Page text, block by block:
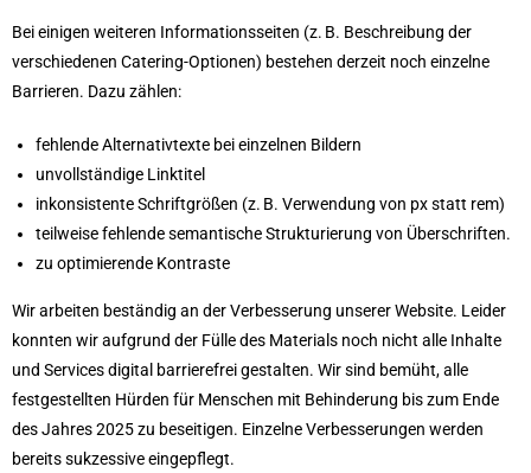
Bei einigen weiteren Informationsseiten (z. B. Beschreibung der
verschiedenen Catering-Optionen) bestehen derzeit noch einzelne
Barrieren. Dazu zählen:
fehlende Alternativtexte bei einzelnen Bildern
unvollständige Linktitel
inkonsistente Schriftgrößen (z. B. Verwendung von px statt rem)
teilweise fehlende semantische Strukturierung von Überschriften.
zu optimierende Kontraste
Wir arbeiten beständig an der Verbesserung unserer Website. Leider
konnten wir aufgrund der Fülle des Materials noch nicht alle Inhalte
und Services digital barrierefrei gestalten. Wir sind bemüht, alle
festgestellten Hürden für Menschen mit Behinderung bis zum Ende
des Jahres 2025 zu beseitigen. Einzelne Verbesserungen werden
bereits sukzessive eingepflegt.